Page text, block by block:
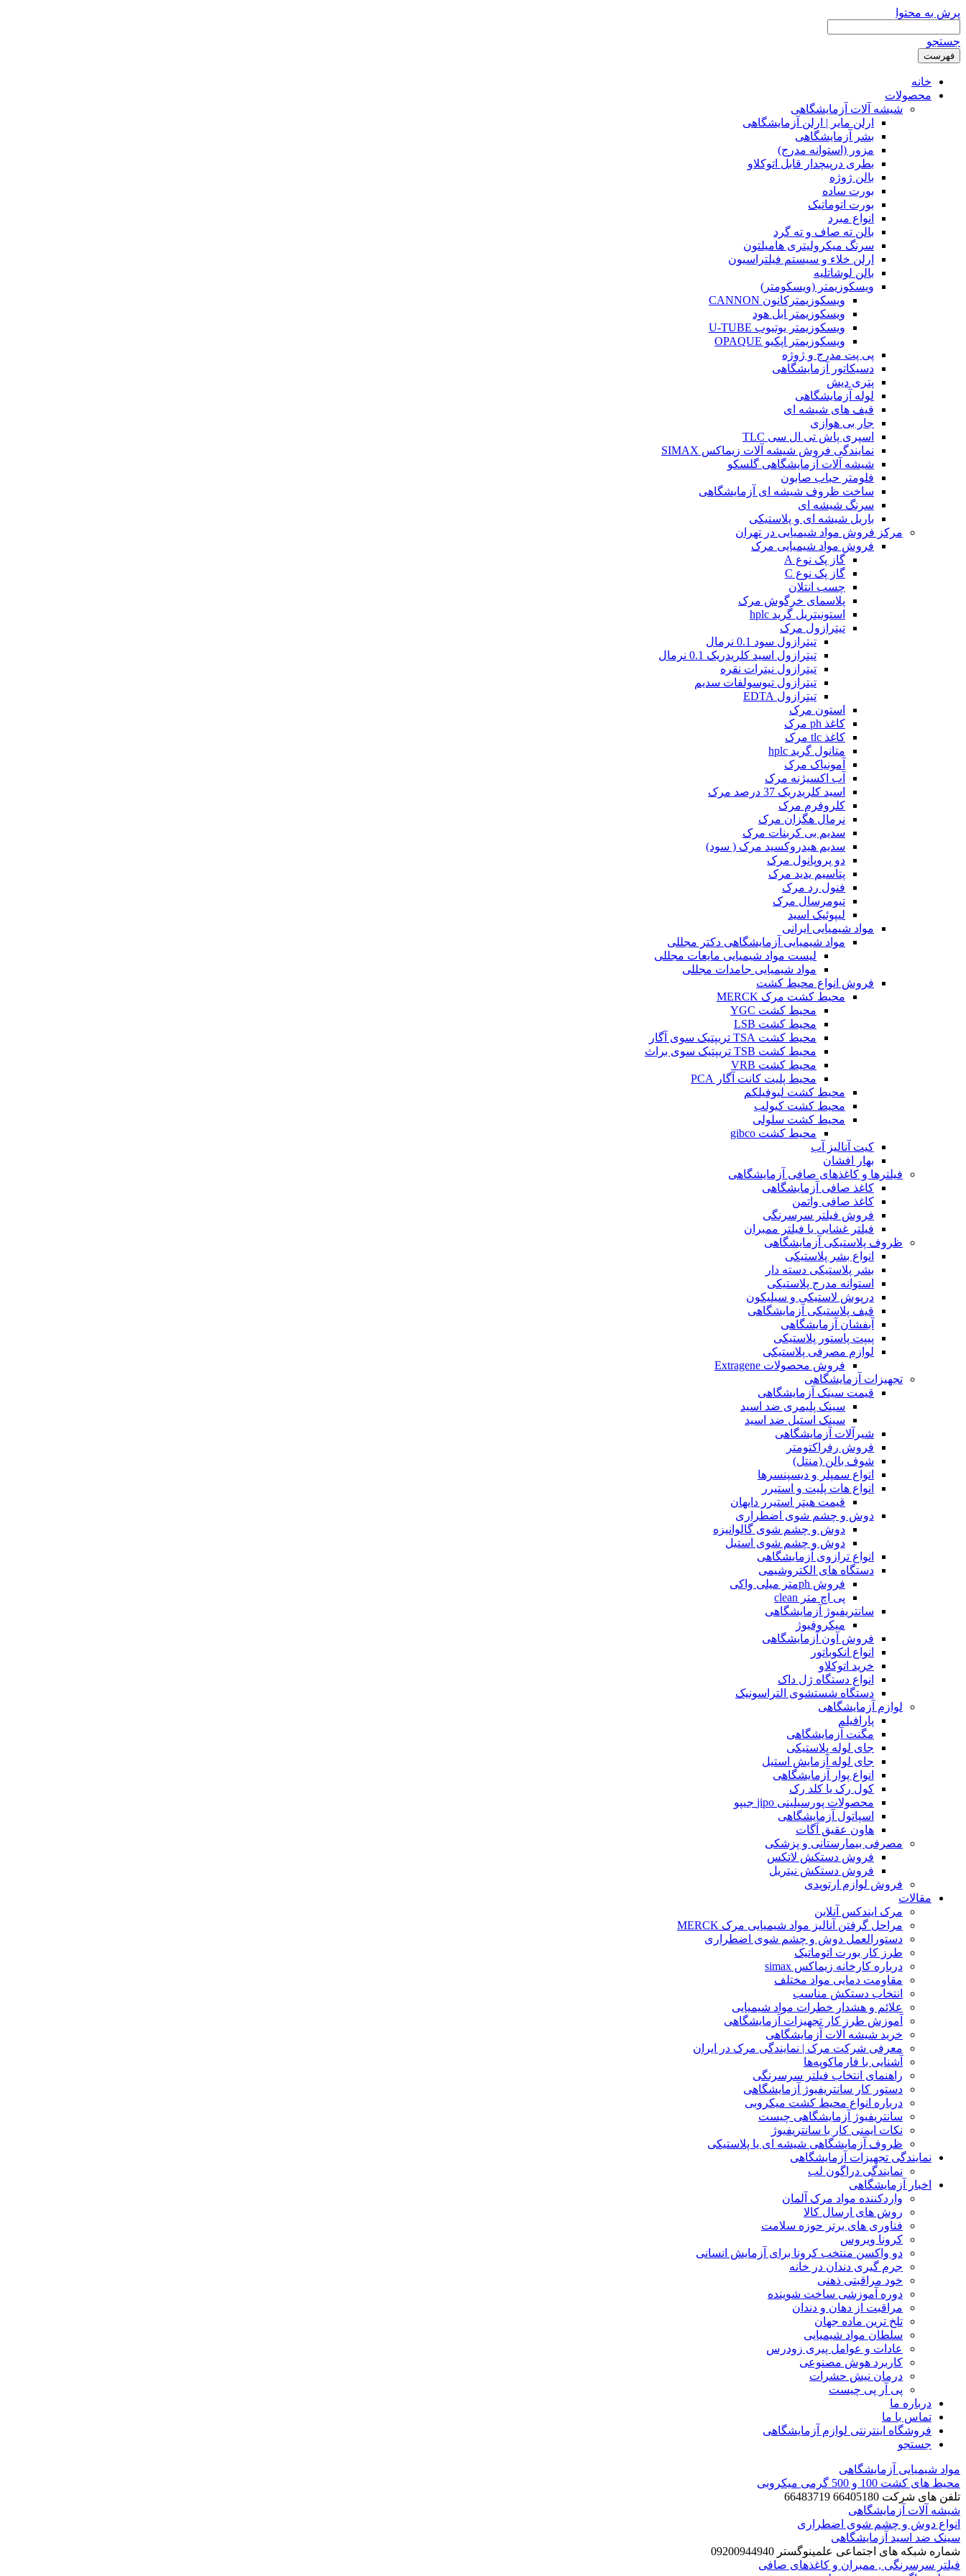
پرش به محتوا
جستجو
فهرست
خانه
محصولات
شیشه آلات آزمایشگاهی
ارلن مایر | ارلن آزمایشگاهی
بشر آزمایشگاهی
مزور (استوانه مدرج)
بطری درپیچدار قابل اتوکلاو
بالن ژوژه
بورت ساده
بورت اتوماتیک
انواع مبرد
بالن ته صاف و ته گرد
سرنگ میکرولیتری هامیلتون
ارلن خلاء و سیستم فیلتراسیون
بالن لوشاتلیه
ویسکوزیمتر (ویسکومتر)
ویسکوزیمترکانون CANNON
ویسکوزیمتر ابل هود
ویسکوزیمتر یوتیوب U-TUBE
ویسکوزیمتر اپکیو OPAQUE
پی پت مدرج و ژوژه
دسیکاتور آزمایشگاهی
پتری دیش
لوله آزمایشگاهی
قیف های شیشه ای
جار بی هوازی
اسپری پاش تی ال سی TLC
نمایندگی فروش شیشه آلات زیماکس SIMAX
شیشه آلات آزمایشگاهی گلسکو
فلومتر حباب صابون
ساخت ظروف شیشه ای آزمایشگاهی
سرنگ شیشه ای
باریل شیشه ای و پلاستیکی
مرکز فروش مواد شیمیایی در تهران
فروش مواد شیمیایی مرک
گاز پک نوع A
گاز پک نوع C
چسب انتلان
پلاسمای خرگوش مرک
استونیتریل گرید hplc
تیترازول مرک
تیترازول سود 0.1 نرمال
تیترازول اسید کلریدریک 0.1 نرمال
تیترازول نیترات نقره
تیترازول تیوسولفات سدیم
تیترازول EDTA
استون مرک
کاغذ ph مرک
کاغذ tlc مرک
متانول گرید hplc
آمونیاک مرک
آب اکسیژنه مرک
اسید کلریدریک 37 درصد مرک
کلروفرم مرک
نرمال هگزان مرک
سدیم بی کربنات مرک
سدیم هیدروکسید مرک ( سود)
دو پروپانول مرک
پتاسیم یدید مرک
فنول رد مرک
تیومرسال مرک
لیپوئیک اسید
مواد شیمیایی ایرانی
مواد شیمیایی آزمایشگاهی دکتر مجللی
لیست مواد شیمیایی مایعات مجللی
مواد شیمیایی جامدات مجللی
فروش انواع محیط کشت
محیط کشت مرک MERCK
محیط کشت YGC
محیط کشت LSB
محیط کشت TSA تریپتیک سوی آگار
محیط کشت TSB تریپتیک سوی براث
محیط کشت VRB
محیط پلیت کانت آگار PCA
محیط کشت لیوفیلکم
محیط کشت کیولب
محیط کشت سلولی
محیط کشت gibco
کیت آنالیز آب
بهار افشان
فیلترها و کاغذهای صافی آزمایشگاهی
کاغذ صافی آزمایشگاهی
کاغذ صافی واتمن
فروش فیلتر سرسرنگی
فیلتر غشایی یا فیلتر ممبران
ظروف پلاستیکی آزمایشگاهی
انواع بشر پلاستیکی
بشر پلاستیکی دسته دار
استوانه مدرج پلاستیکی
درپوش لاستیکی و سیلیکون
قیف پلاستیکی آزمایشگاهی
آبفشان آزمایشگاهی
پیپت پاستور پلاستیکی
لوازم مصرفی پلاستیکی
فروش محصولات Extragene
تجهیزات آزمایشگاهی
قیمت سینک آزمایشگاهی
سینک پلیمری ضد اسید
سینک استیل ضد اسید
شیرآلات آزمایشگاهی
فروش رفراکتومتر
شوف بالن (منتل)
انواع سمپلر و دیسپنسرها
انواع هات پلیت و استیرر
قیمت هیتر استیرر دایهان
دوش و چشم شوی اضطراری
دوش و چشم شوی گالوانیزه
دوش و چشم شوی استیل
انواع ترازوی آزمایشگاهی
دستگاه های الکتروشیمی
فروش phمتر میلی واکی
پی اچ متر clean
سانتریفیوژ آزمایشگاهی
میکروفیوژ
فروش آون آزمایشگاهی
انواع انکوباتور
خرید اتوکلاو
انواع دستگاه ژل داک
دستگاه شستشوی التراسونیک
لوازم آزمایشگاهی
پارافیلم
مگنت آزمایشگاهی
جای لوله پلاستیکی
جای لوله آزمایش استیل
انواع پوار آزمایشگاهی
کول رک یا کلد رک
محصولات پورسیلینی jipo جیپو
اسپاتول آزمایشگاهی
هاون عقیق آگات
مصرفی بیمارستانی و پزشکی
فروش دستکش لاتکس
فروش دستکش نیتریل
فروش لوازم ارتوپدی
مقالات
مرک ایندکس آنلاین
مراحل گرفتن آنالیز مواد شیمیایی مرک MERCK
دستورالعمل دوش و چشم شوی اضطراری
طرز کار بورت اتوماتیک
درباره کارخانه زیماکس simax
مقاومت دمایی مواد مختلف
انتخاب دستکش مناسب
علائم و هشدار خطرات مواد شیمیایی
آموزش طرز کار تجهیزات آزمایشگاهی
خرید شیشه آلات آزمایشگاهی
معرفی شرکت مرک | نمایندگی مرک در ایران
آشنایی با فارماکوپه‌ها
راهنمای انتخاب فیلتر سرسرنگی
دستور کار سانتریفیوژ آزمایشگاهی
درباره انواع محیط کشت میکروبی
سانتریفیوژ آزمایشگاهی چیست
نکات ایمنی کار با سانتریفیوژ
ظروف آزمایشگاهی شیشه ای یا پلاستیکی
نمایندگی تجهیزات آزمایشگاهی
نمایندگی دراگون لب
اخبار آزمایشگاهی
واردکننده مواد مرک آلمان
روش های ارسال کالا
فناوری های برتر حوزه سلامت
کرونا ویروس
دو واکسن منتخب کرونا برای آزمایش انسانی
جرم گیری دندان در خانه
خود مراقبتی ذهنی
دوره آموزشی ساخت شوینده
مراقبت از دهان و دندان
تلخ ترین ماده جهان
سلطان مواد شیمیایی
عادات و عوامل پیری زودرس
کاربرد هوش مصنوعی
درمان نیش حشرات
پی آر پی چیست
درباره ما
تماس با ما
فروشگاه اینترنتی لوازم آزمایشگاهی
جستجو
مواد شیمیایی آزمایشگاهی
محیط های کشت 100 و 500 گرمی میکروبی
تلفن های شرکت 66405180 66483719
شیشه آلات آزمایشگاهی
انواع دوش و چشم شوی اضطراری
سینک ضد اسید آزمایشگاهی
شماره شبکه های اجتماعی علمینوگستر 09200944940
فیلتر سرسرنگی , ممبران و کاغذهای صافی